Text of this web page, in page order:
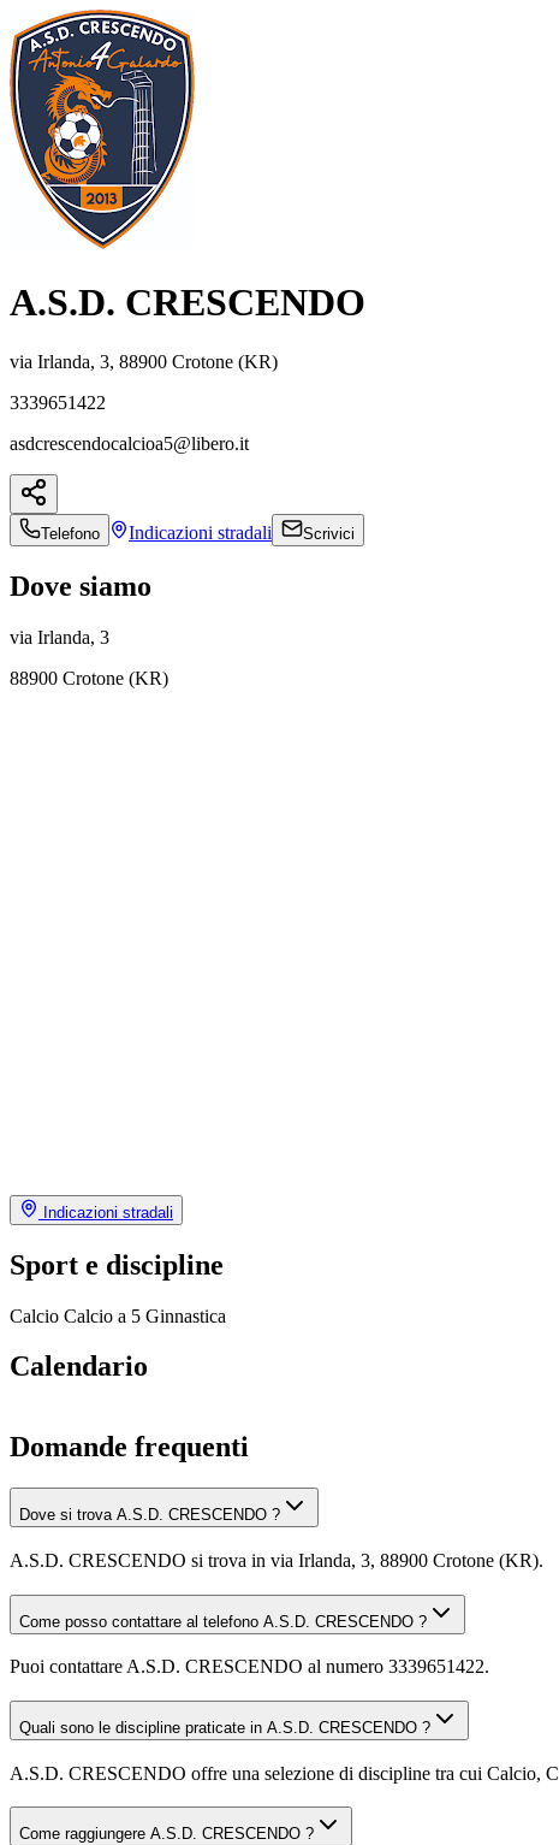
A.S.D. CRESCENDO
via Irlanda, 3, 88900 Crotone (KR)
3339651422
asdcrescendocalcioa5@libero.it
Telefono Indicazioni stradali Scrivici
Dove siamo
via Irlanda, 3
88900 Crotone (KR)
Indicazioni stradali
Sport e discipline
Calcio Calcio a 5 Ginnastica
Calendario
Domande frequenti
Dove si trova A.S.D. CRESCENDO ?
A.S.D. CRESCENDO si trova in via Irlanda, 3, 88900 Crotone (KR).
Come posso contattare al telefono A.S.D. CRESCENDO ?
Puoi contattare A.S.D. CRESCENDO al numero 3339651422.
Quali sono le discipline praticate in A.S.D. CRESCENDO ?
A.S.D. CRESCENDO offre una selezione di discipline tra cui Calcio,
Come raggiungere A.S.D. CRESCENDO ?